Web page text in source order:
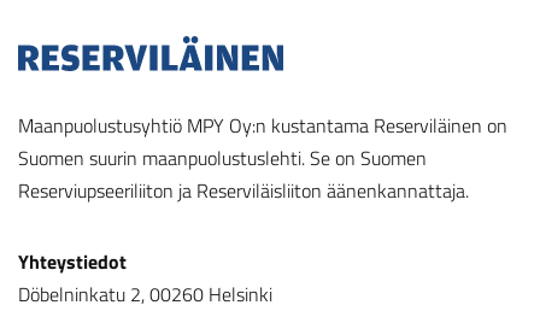
Maanpuolustusyhtiö MPY Oy:n kustantama Reserviläinen on
Suomen suurin maanpuolustuslehti. Se on Suomen
Reserviupseeriliiton ja Reserviläisliiton äänenkannattaja.
Yhteystiedot
Döbelninkatu 2, 00260 Helsinki